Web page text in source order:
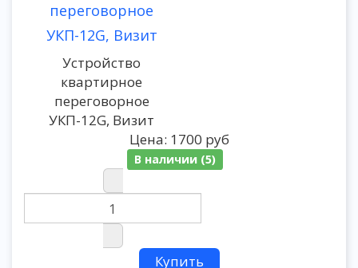
переговорное
УКП-12G, Визит
Устройство
квартирное
переговорное
УКП-12G, Визит
Цена: 1700 руб
В наличии (5)